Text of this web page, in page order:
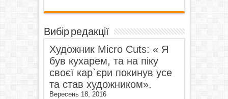
Вибір редакції
Художник Micro Cuts: « Я
був кухарем, та на піку
своєї кар`єри покинув усе
та став художником».
Вересень 18, 2016